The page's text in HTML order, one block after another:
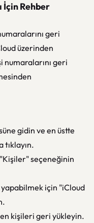
İçin Rehber
geri
üzerinden
geri
gidin ve en üstte
tıklayın.
seçeneğinin
için "iCloud
kişileri geri yükleyin.